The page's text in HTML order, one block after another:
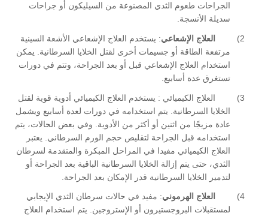
الجراحات طعوم الثدي المصنوعة من السيليكون أو جراحات
سديلة الأنسجة.
2) العلاج الإشعاعي: يستخدم العلاج الإشعاعي الأشعة السينية
مرتفعة الطاقة أو جسيمات أخرى لقتل الخلايا السرطانية
يمكن
استخدام العلاج الإشعاعي قبل أو بعد الجراحة، وتتم في دورات
تستغرق عدة أسابيع
3) العلاج الكيميائي : يستخدم العلاج الكيميائي أدوية قوية لقتل
الخلايا السرطانية
يتم استخدامه في دورات لعدة أسابيع ويشمل
عادة مزيجًا من اثنين أو أكثر من الأدوية
وفي بعض الحالات، يتم
استخدامه قبل الجراحة لتقليص حجم الورم السرطاني
يعتبر
العلاج الكيميائي مفيدا في المراحل المبكرة والمتقدمة لسرطان
الثدي، حتى يتم إزالة الخلايا السرطانية الباقية بعد الجراحة أو
لتدمير الخلايا السرطانية قدر الإمكان بعد الجراحة
4) العلاج الهرموني: مفيد في حالات سرطان الثدي الإيجابي
لمستقبلات البروجستيرون أو الإستروجين. يتم استخدام العلاج